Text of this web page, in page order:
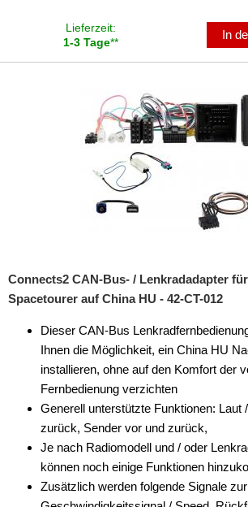
Lieferzeit:
1-3 Tage**
In
Connects2 CAN-Bus- / Lenkradadapter
Spacetourer auf China HU - 42-CT-012
Dieser CAN-Bus
Ihnen die Möglichkeit, ein China HU
installieren, ohne auf den Komfort der
Fernbedienung verzichten
Generell unterstützte Funktionen: Laut
zurück, Sender vor und zurück,
Je nach Radiomodell und / oder
können noch einige Funktionen
Zusätzlich werden folgende Signale